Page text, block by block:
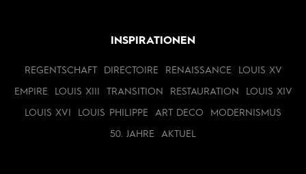
INSPIRATIONEN
REGENTSCHAFT DIRECTOIRE RENAISSANCE LOUIS XV
EMPIRE LOUIS XIII TRANSITION RESTAURATION LOUIS XIV
LOUIS XVI LOUIS PHILIPPE ART DECO MODERNISMUS
50. JAHRE AKTUEL